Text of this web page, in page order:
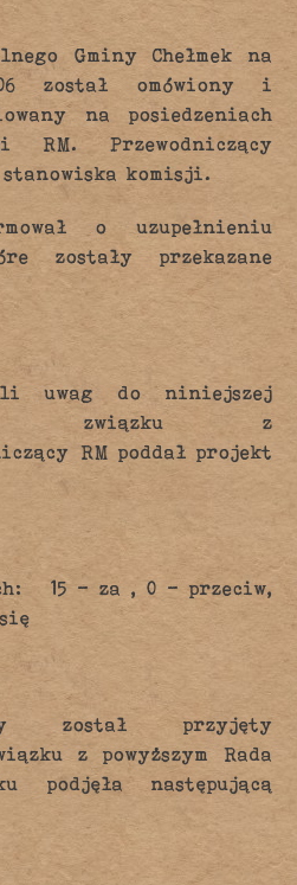
Gminy Chełmek na
został omówiony i
na posiedzeniach
RM. Przewodniczący
stanowiska komisji.
o uzupełnieniu
zostały przekazane
uwag do niniejszej
związku z
RM poddał projekt
15 – za , 0 – przeciw,
został przyjęty
z powyższym Rada
podjęła następującą